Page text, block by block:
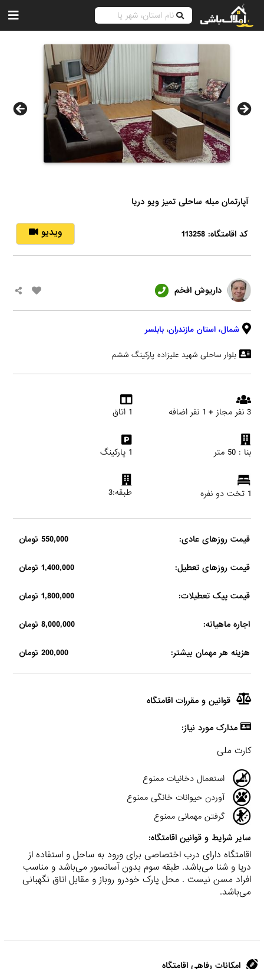
آپارتمان مبله ساحلی تمیز ویو دریا
کد اقامتگاه: 113258 ویدیو
داریوش افخم
شمال، استان مازندران، بابلسر
بلوار ساحلی شهید علیزاده پارکینگ ششم
3 نفر مجاز + 1 نفر اضافه 1 اتاق
بنا : 50 متر 1 پارکینگ
1 تخت دو نفره طبقه:3
قیمت روزهای عادی: 550,000 تومان
قیمت روزهای تعطیل: 1,400,000 تومان
قیمت پیک تعطیلات: 1,800,000 تومان
اجاره ماهیانه: 8,000,000 تومان
هزینه هر مهمان بیشتر: 200,000 تومان
قوانین و مقررات اقامتگاه
مدارک مورد نیاز:
کارت ملی
استعمال دخانیات ممنوع
آوردن حیوانات خانگی ممنوع
گرفتن مهمانی ممنوع
سایر شرایط و قوانین اقامتگاه:
اقامتگاه دارای درب اختصاصی برای ورود به ساحل و استفاده از
دریا و شنا می‌باشد. طبقه سوم بدون آسانسور می‌باشد و مناسب
افراد مسن نیست . محل پارک خودرو روباز و مقابل اتاق نگهبانی
می‌باشد.
امکانات رفاهی اقامتگاه